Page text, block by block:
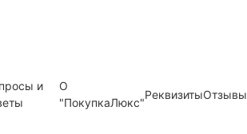
и
О
"ПокупкаЛюкс"
РеквизитыОтзывы